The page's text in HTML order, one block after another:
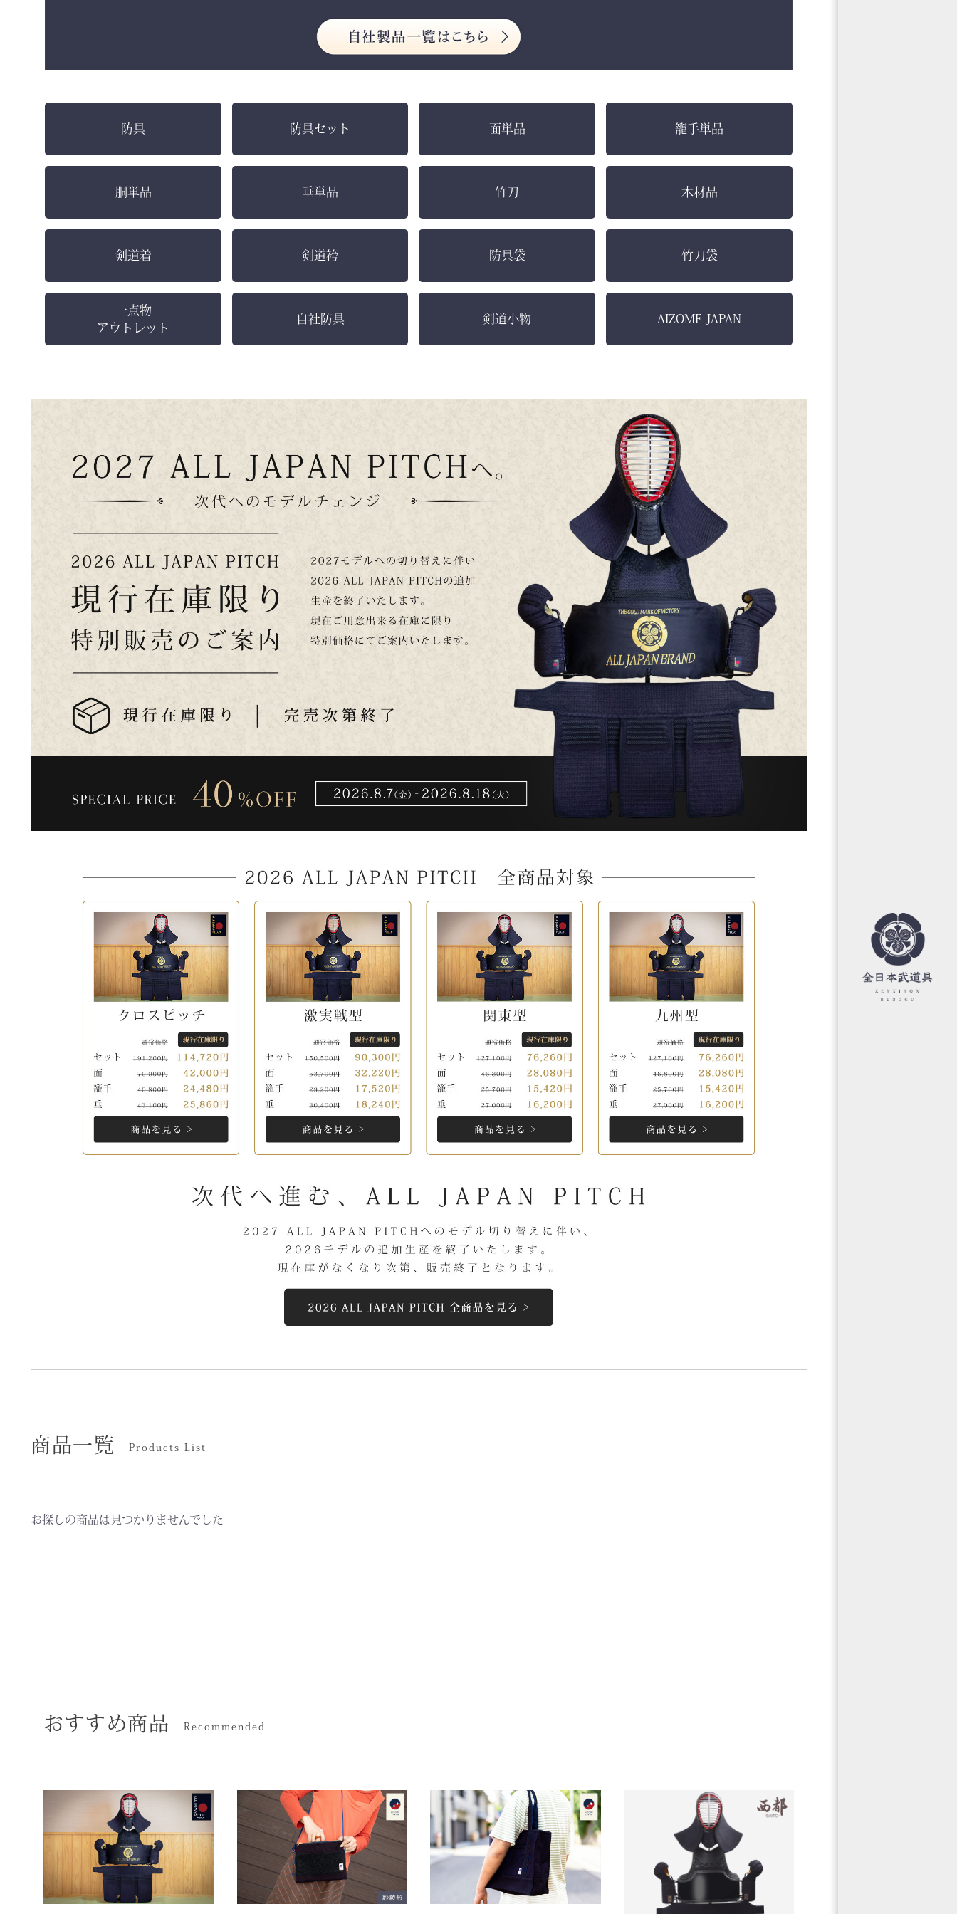
防具 防具セット 面単品 籠手単品
胴単品 垂単品 竹刀 木材品
剣道着 剣道袴 防具袋 竹刀袋
一点物
アウトレット
自社防具 剣道小物 AIZOME JAPAN
商品一覧 Products List
お探しの商品は見つかりませんでした
おすすめ商品 Recommended